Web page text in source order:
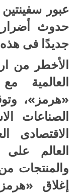
عبور
حدوث أضرار
جديدًا فى هذه
الأخطر من
العالمية
«هرمز»،
الصناعات
الاقتصادى
العالم
والمنتجات